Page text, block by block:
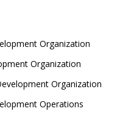
Organization
Organization
Organization
Operations